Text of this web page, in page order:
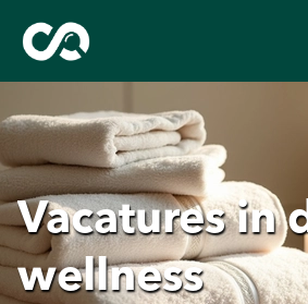
Vacatures in
wellness